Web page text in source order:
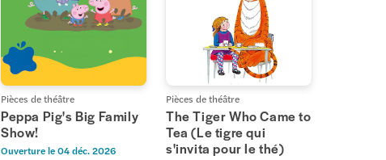
Pièces de théâtre
Peppa Pig's Big Family
Show!
Ouverture le04 déc. 2026
Pièces de théâtre
The Tiger Who Came to
Tea (Le tigre qui
s'invita pour le thé)